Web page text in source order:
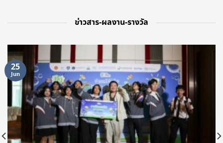
ข่าวสาร-ผลงาน-รางวัล
25
Jun